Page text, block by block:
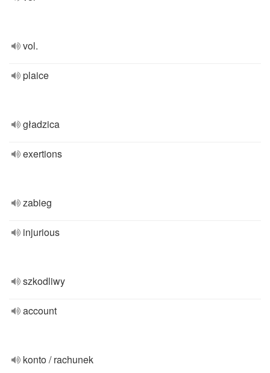
vol.
plaice
gładzica
exertions
zabieg
injurious
szkodliwy
account
konto / rachunek